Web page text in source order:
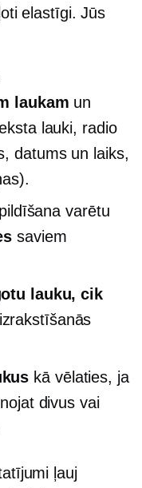
elastīgi. Jūs
laukam un
lauki, radio
datums un laiks,
varētu
saviem
lauku, cik
kā vēlaties, ja
divus vai
ļauj